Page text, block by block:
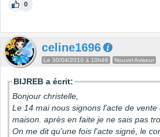
0
celine1696
Le 30/04/2010 à 10h46 Nouvel Aviseur
BIJREB a écrit:
Bonjour christelle,
Le 14 mai nous signons l'acte de
maison. après en faite je ne sais pas
On me dit qu'une fois l'acte signé, le